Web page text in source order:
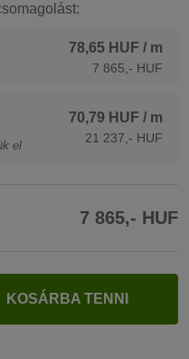
78,65 HUF / m
7 865,- HUF
el
70,79 HUF / m
21 237,- HUF
7 865,- HUF
KOSÁRBA TENNI